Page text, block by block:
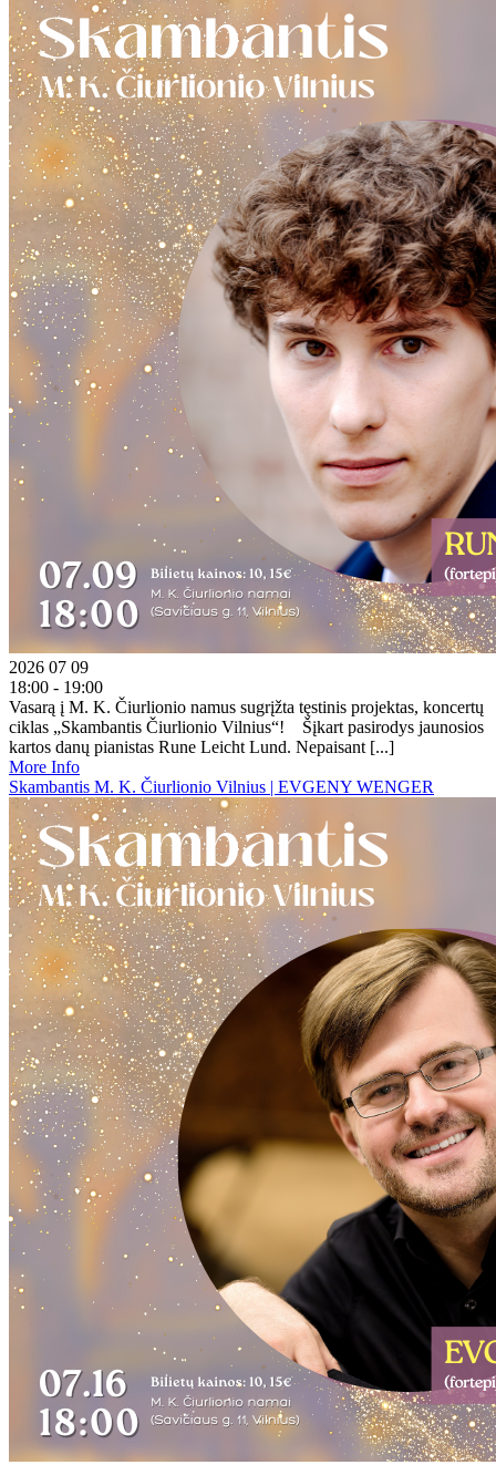
2026 07 09
18:00 - 19:00
Vasarą į M. K. Čiurlionio namus sugrįžta tęstinis projektas, koncertų
ciklas „Skambantis Čiurlionio Vilnius“! Šįkart pasirodys jaunosios
kartos danų pianistas Rune Leicht Lund. Nepaisant [...]
More Info
Skambantis M. K. Čiurlionio Vilnius | EVGENY WENGER